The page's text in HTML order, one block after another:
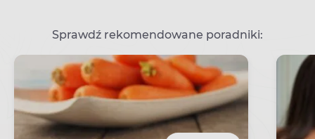
Sprawdź rekomendowane poradniki: